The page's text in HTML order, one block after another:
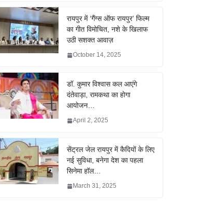
रायपुर में ‘गैंग्स ऑफ रायपुर’ फिल्म
का गीत विमोचित, नशे के खिलाफ
उठी सशक्त आवाज़
October 14, 2025
डॉ. कुमार विश्वास कल आएंगे
दंतेवाड़ा, रामकथा का होगा
आयोजन…
April 2, 2025
सेंट्रल जेल रायपुर में कैदियों के लिए
नई सुविधा, बनेगा देश का पहला
सिनेमा हॉल…
March 31, 2025